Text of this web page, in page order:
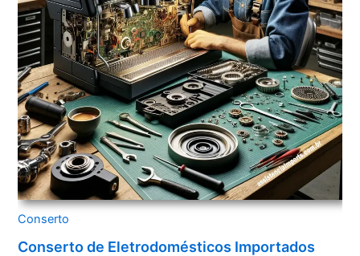
Conserto
Conserto de Eletrodomésticos Importados